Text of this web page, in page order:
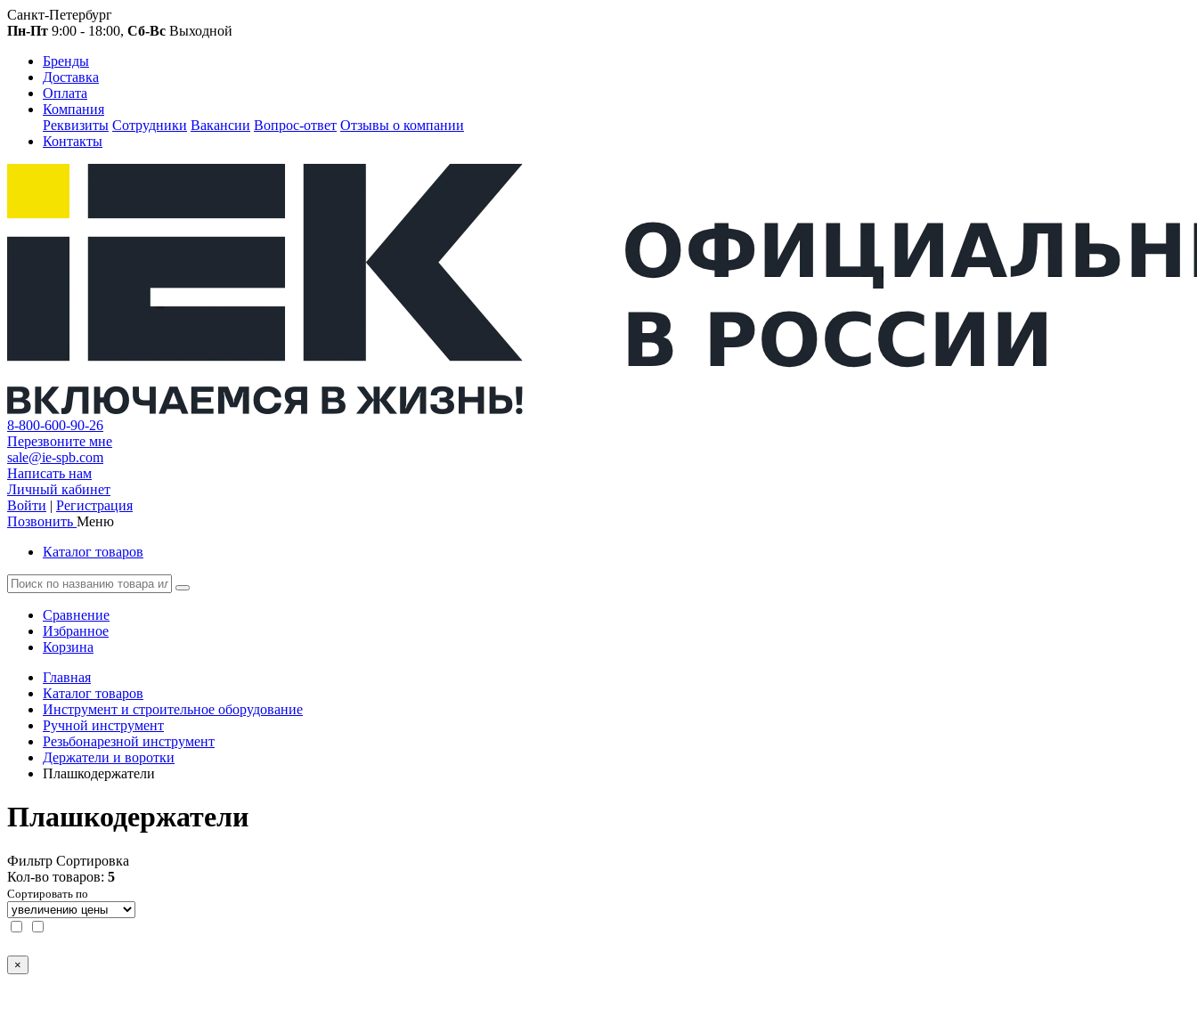
Санкт-Петербург
Пн-Пт 9:00 - 18:00, Сб-Вс Выходной
Бренды
Доставка
Оплата
Компания
Реквизиты Сотрудники Вакансии Вопрос-ответ Отзывы о компании
Контакты
8-800-600-90-26
Перезвоните мне
sale@ie-spb.com
Написать нам
Личный кабинет
Войти | Регистрация
Позвонить Меню
Каталог товаров
Сравнение
Избранное
Корзина
Главная
Каталог товаров
Инструмент и строительное оборудование
Ручной инструмент
Резьбонарезной инструмент
Держатели и воротки
Плашкодержатели
Плашкодержатели
Фильтр Сортировка
Кол-во товаров: 5
Сортировать по
×